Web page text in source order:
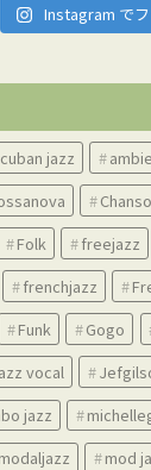
Instagram で
jazz
Folk freejazz
frenchjazz
Funk Gogo
vocal
jazz
modaljazz mod